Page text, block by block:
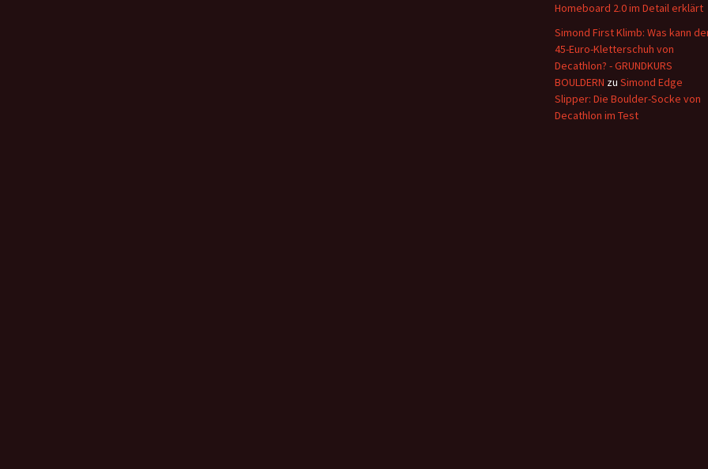
Homeboard 2.0 im Detail erklärt
Simond First Klimb: Was kann
45-Euro-Kletterschuh von
Decathlon? - GRUNDKURS
BOULDERN zu Simond Edge
Slipper: Die Boulder-Socke von
Decathlon im Test